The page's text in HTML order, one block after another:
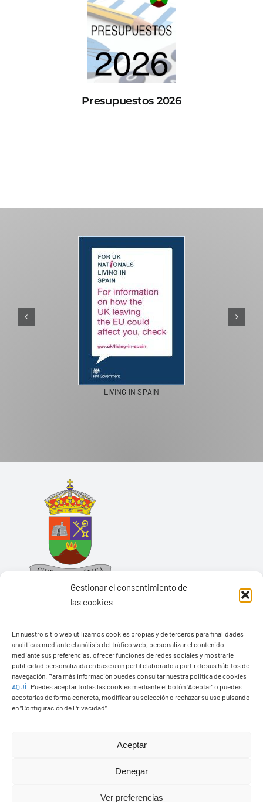
Gestionar el consentimiento de
las cookies
En nuestro sitio web utilizamos cookies propias y de terceros para finalidades
analíticas mediante el análisis del tráfico web, personalizar el contenido
mediante sus preferencias, ofrecer funciones de redes sociales y mostrarle
publicidad personalizada en base a un perfil elaborado a partir de sus hábitos de
navegación. Para más información puedes consultar nuestra política de cookies
AQUÍ
Puedes aceptar todas las cookies mediante el botón “Aceptar” o puedes
aceptarlas de forma concreta, modificar su selección o rechazar su uso pulsando
en “Configuración de Privacidad”.
Aceptar
Denegar
Ver preferencias
Presupuestos 2026
Ayuntamiento de Yaiza
Pza. de Los Remedios, 1
35570 – Yaiza
Tel:928 83 62 20
derechos reservads